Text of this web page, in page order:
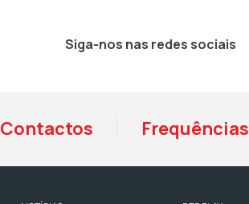
Siga-nos nas redes sociais
Contactos Frequências